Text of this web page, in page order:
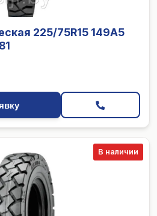
225/75R15 149A5
В наличии